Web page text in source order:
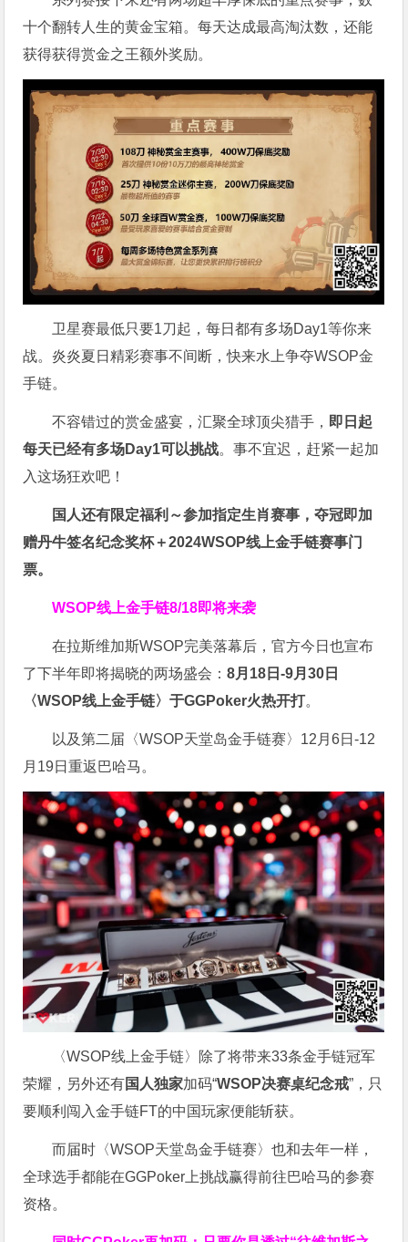
十个翻转人生的黄金宝箱。每天达成最高淘汰数，还能
获得获得赏金之王额外奖励。
卫星赛最低只要1刀起，每日都有多场Day1等你来
战。炎炎夏日精彩赛事不间断，快来水上争夺WSOP金
手链。
不容错过的赏金盛宴，汇聚全球顶尖猎手， 即日起
每天已经有多场Day1可以挑战。事不宜迟，赶紧一起加
入这场狂欢吧！
国人还有限定福利～参加指定生肖赛事，夺冠即加
赠丹牛签名纪念奖杯＋2024WSOP线上金手链赛事门
票。
WSOP线上金手链8/18即将来袭
在拉斯维加斯WSOP完美落幕后，官方今日也宣布
了下半年即将揭晓的两场盛会：8月18日-9月30日
〈WSOP线上金手链〉于GGPoker火热开打。
以及第二届〈WSOP天堂岛金手链赛〉12月6日-12
月19日重返巴哈马。
〈WSOP线上金手链〉除了将带来33条金手链冠军
荣耀，另外还有国人独家加码“WSOP决赛桌纪念戒”，只
要顺利闯入金手链FT的中国玩家便能斩获。
而届时〈WSOP天堂岛金手链赛〉也和去年一样，
全球选手都能在GGPoker上挑战赢得前往巴哈马的参赛
资格。